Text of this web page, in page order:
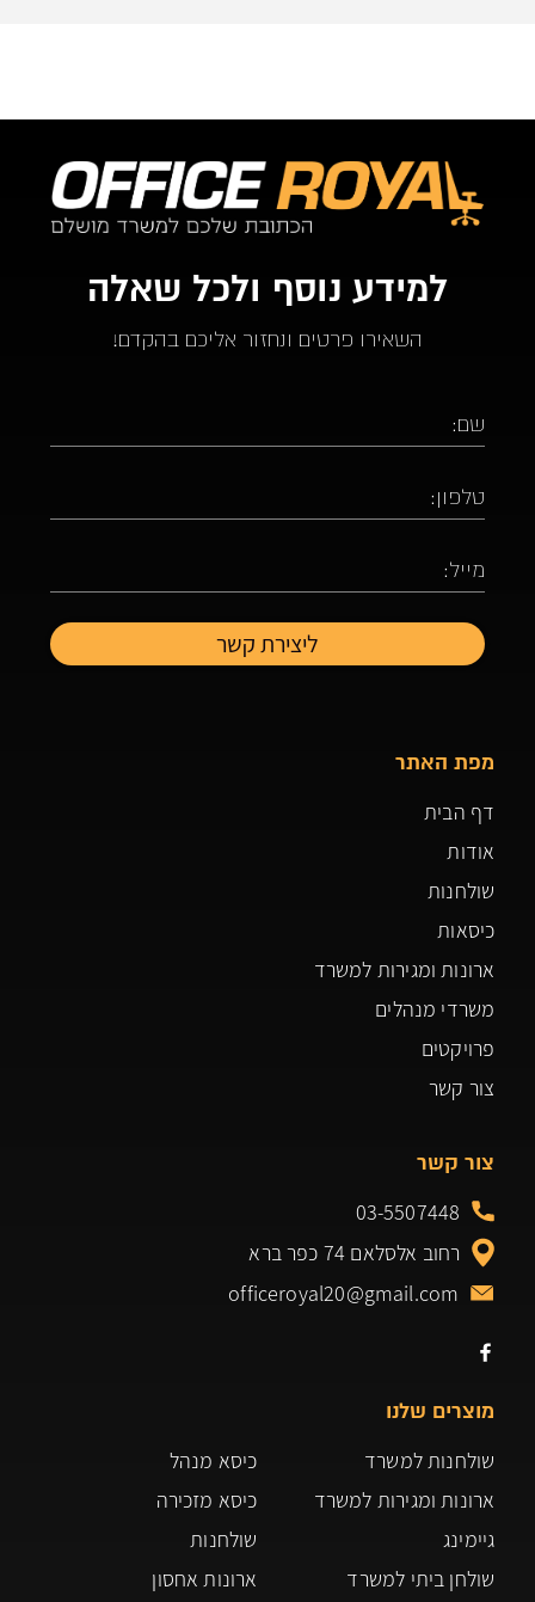
למידע נוסף ולכל שאלה
השאירו פרטים ונחזור אליכם בהקדם!
מפת האתר
דף הבית
אודות
שולחנות
כיסאות
ארונות ומגירות למשרד
משרדי מנהלים
פרויקטים
צור קשר
מוצרים שלנו
שולחנות למשרד
ארונות ומגירות למשרד
גיימינג
שולחן ביתי למשרד
כיסא מנהל
כיסא מזכירה
שולחנות
ארונות אחסון
צור קשר
03-5507448
רחוב אלסלאם 74 כפר ברא
officeroyal20@gmail.com